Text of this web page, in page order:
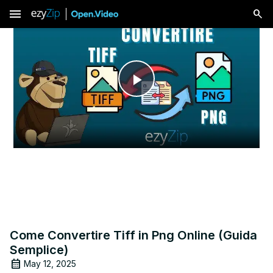
menu
Play
Video
Come Convertire Tiff in Png Online (Guida
Semplice)
May 12, 2025